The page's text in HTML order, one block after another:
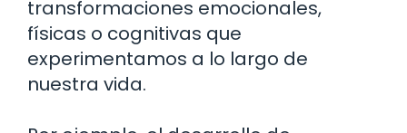
transformaciones emocionales,
físicas o cognitivas que
experimentamos a lo largo de
nuestra vida.